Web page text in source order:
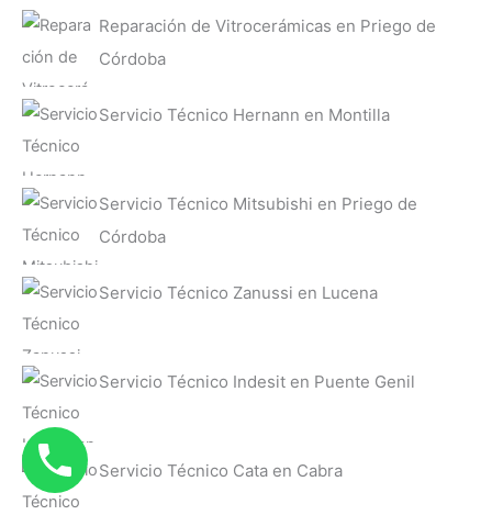
Reparación de Vitrocerámicas en Priego de
Córdoba
Servicio Técnico Hernann en Montilla
Servicio Técnico Mitsubishi en Priego de
Córdoba
Servicio Técnico Zanussi en Lucena
Servicio Técnico Indesit en Puente Genil
Servicio Técnico Cata en Cabra